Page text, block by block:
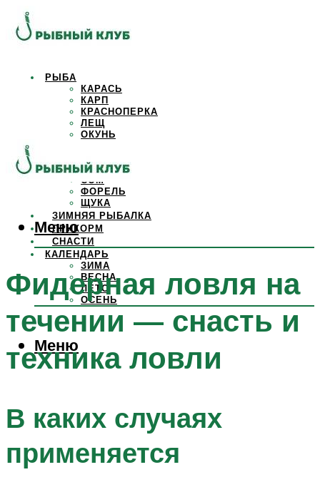
РЫБА
КАРАСЬ
КАРП
КРАСНОПЕРКА
ЛЕЩ
ОКУНЬ
САЗАН
СОМ
ФОРЕЛЬ
ЩУКА
ЗИМНЯЯ РЫБАЛКА
ПРИКОРМ
СНАСТИ
КАЛЕНДАРЬ
ЗИМА
ВЕСНА
ЛЕТО
ОСЕНЬ
Меню
Меню
Фидерная ловля на
течении — снасть и
техника ловли
В каких случаях
применяется